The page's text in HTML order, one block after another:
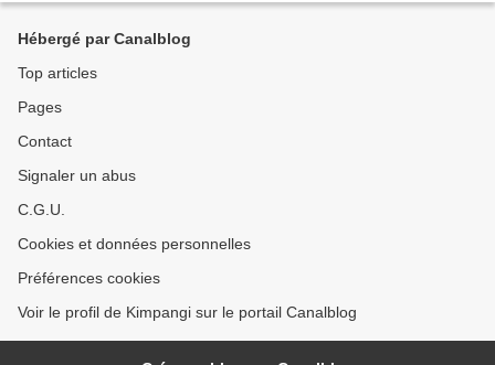
Hébergé par Canalblog
Top articles
Pages
Contact
Signaler un abus
C.G.U.
Cookies et données personnelles
Préférences cookies
Voir le profil de Kimpangi sur le portail Canalblog